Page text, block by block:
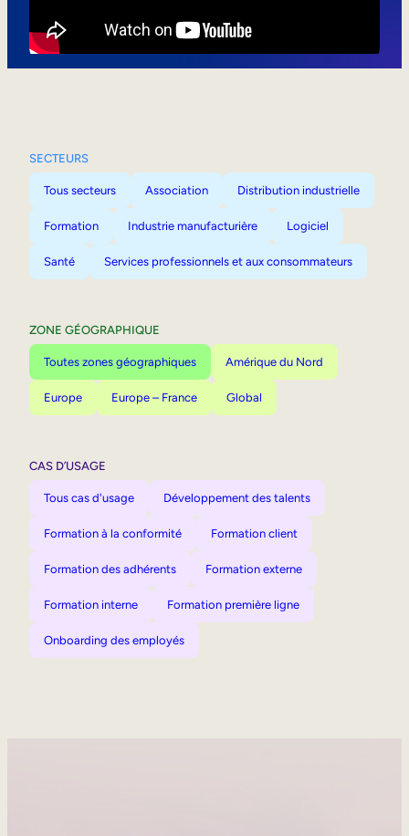
SECTEURS
Tous secteurs Association Distribution industrielle
Formation Industrie manufacturière Logiciel
Santé Services professionnels et aux consommateurs
ZONE GÉOGRAPHIQUE
Toutes zones géographiques Amérique du Nord
Europe Europe – France Global
CAS D’USAGE
Tous cas d'usage Développement des talents
Formation à la conformité Formation client
Formation des adhérents Formation externe
Formation interne Formation première ligne
Onboarding des employés